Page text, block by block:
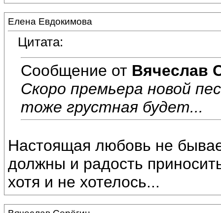
Елена Евдокимова
Цитата:
Сообщение от Вячеслав
Скоро премьера новой
тоже грустная будет...
Настоящая любовь не
должны и радость
хотя и не хотелось...